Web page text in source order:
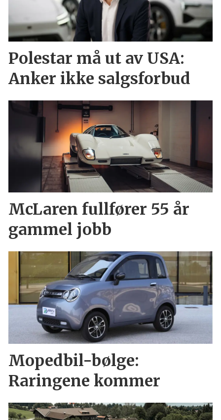
Polestar må ut av USA:
Anker ikke salgsforbud
McLaren fullfører 55 år
gammel jobb
Mopedbil-bølge:
Raringene kommer